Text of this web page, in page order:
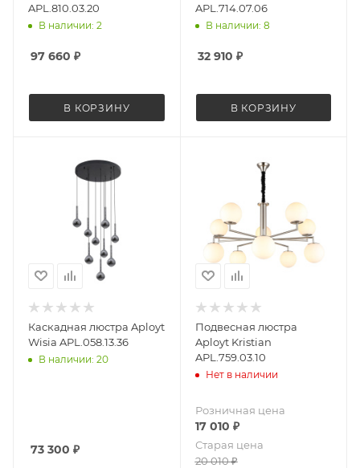
APL.810.03.20
В наличии: 2
97 660 ₽
В КОРЗИНУ
APL.714.07.06
В наличии: 8
32 910 ₽
В КОРЗИНУ
Каскадная люстра Aployt
Wisia APL.058.13.36
В наличии: 20
73 300 ₽
Подвесная люстра
Aployt Kristian
APL.759.03.10
Нет в наличии
Розничная цена
17 010 ₽
Старая цена
20 010₽